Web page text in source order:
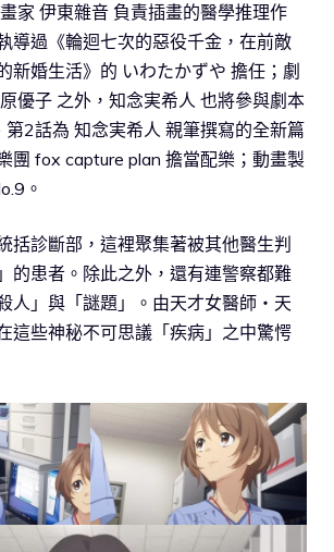
家 伊東雜音 負責插畫的醫學推理作
導過《輪迴七次的惡役千金，在前敵
新婚生活》的 いわたかずや 擔任；劇
優子 之外，知念実希人 也將參與劇本
2話為 知念実希人 親筆撰寫的全新篇
團 fox capture plan 擔當配樂；動畫製
。
括診斷部，這裡聚集著被其他醫生判
的患者。除此之外，還有連警察都難
人」與「謎題」。由天才女醫師‧天
這些神秘不可思議「疾病」之中驚愕